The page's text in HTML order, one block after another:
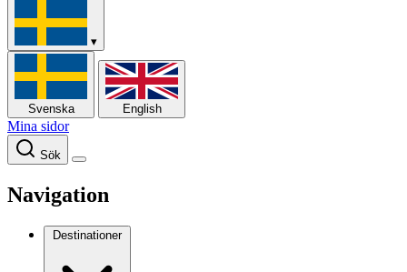
▾
Svenska English
Mina sidor
Sök
Navigation
Destinationer